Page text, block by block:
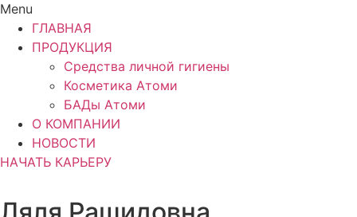
Menu
ГЛАВНАЯ
ПРОДУКЦИЯ
Средства личной гигиены
Косметика Атоми
БАДы Атоми
О КОМПАНИИ
НОВОСТИ
НАЧАТЬ КАРЬЕРУ